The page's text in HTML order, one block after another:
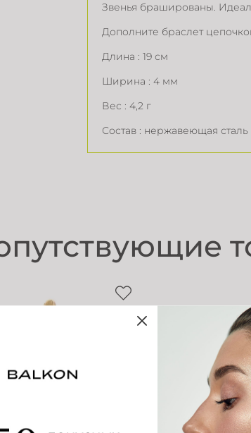
Звенья брашированы.
Дополните браслет
Длина : 19 см
Ширина : 4 мм
Вес : 4,2 г
Состав : нержавеющая сталь